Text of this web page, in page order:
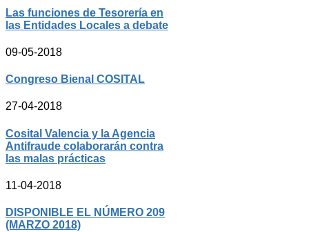
Las funciones de Tesorería en
las Entidades Locales a debate
09-05-2018
Congreso Bienal COSITAL
27-04-2018
Cosital Valencia y la Agencia
Antifraude colaborarán contra
las malas prácticas
11-04-2018
DISPONIBLE EL NÚMERO 209
(MARZO 2018)